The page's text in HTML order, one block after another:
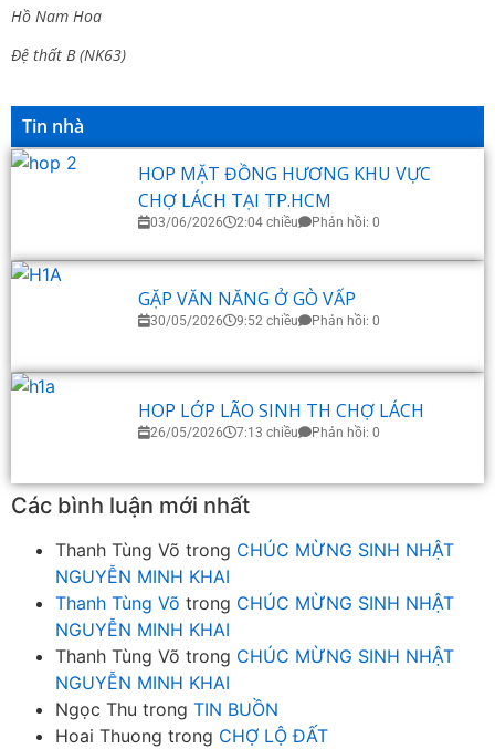
Hồ Nam Hoa
Đệ thất B (NK63)
Tin nhà
HOP MẶT ĐỒNG HƯƠNG KHU VỰC
CHỢ LÁCH TẠI TP.HCM
03/06/2026 2:04 chiều Phản hồi: 0
GẶP VĂN NĂNG Ở GÒ VẤP
30/05/2026 9:52 chiều Phản hồi: 0
HOP LỚP LÃO SINH TH CHỢ LÁCH
26/05/2026 7:13 chiều Phản hồi: 0
Các bình luận mới nhất
Thanh Tùng Võ trong CHÚC MỪNG SINH NHẬT
NGUYỄN MINH KHAI
Thanh Tùng Võ trong CHÚC MỪNG SINH NHẬT
NGUYỄN MINH KHAI
Thanh Tùng Võ trong CHÚC MỪNG SINH NHẬT
NGUYỄN MINH KHAI
Ngọc Thu trong TIN BUỒN
Hoai Thuong trong CHỢ LỘ ĐẤT